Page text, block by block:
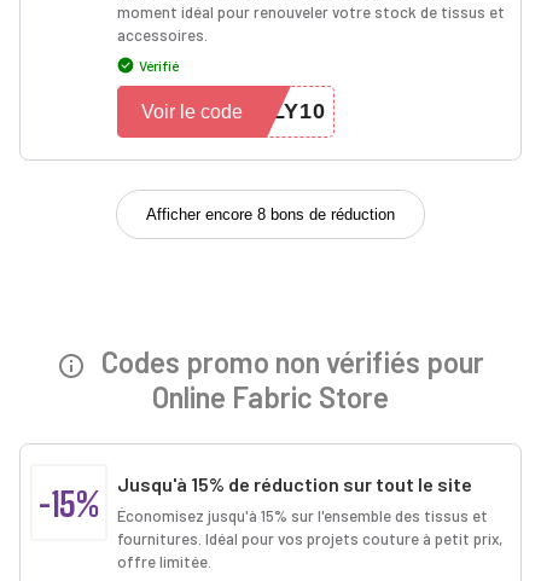
moment idéal pour renouveler votre stock de tissus et
accessoires.
Vérifié
LY10
Voir le code
Afficher encore 8 bons de réduction
Codes promo non vérifiés pour
Online Fabric Store
-15% Jusqu'à 15% de réduction sur tout le site
Économisez jusqu'à 15% sur l'ensemble des tissus et
fournitures. Idéal pour vos projets couture à petit prix,
offre limitée.